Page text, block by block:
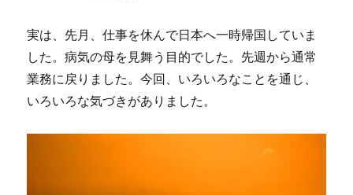
実は、先月、仕事を休んで日本へ一時帰国していま
した。病気の母を見舞う目的でした。先週から通常
業務に戻りました。今回、いろいろなことを通じ、
いろいろな気づきがありました。